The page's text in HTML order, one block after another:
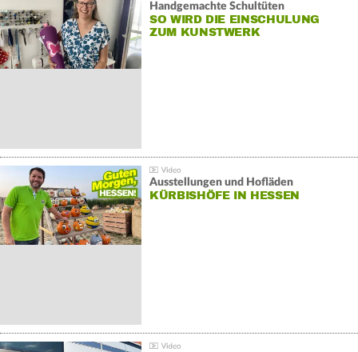
Handgemachte Schultüten
SO WIRD DIE EINSCHULUNG
ZUM KUNSTWERK
Ausstellungen und Hofläden
KÜRBISHÖFE IN HESSEN